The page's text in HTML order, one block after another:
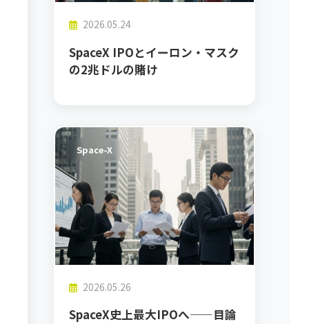
2026.05.24
SpaceX IPOとイーロン・マスク
の2兆ドルの賭け
Space-X
2026.05.26
SpaceX史上最大IPOへ——目論